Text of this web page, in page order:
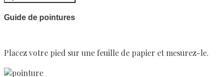
Guide de pointures
Placez votre pied sur une feuille de papier et mesurez-le.